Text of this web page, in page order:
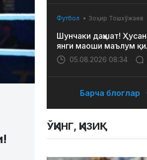
Футбол Зоҳир Тошхўжаев
Шунчаки даҳшат!
янги маоши маълум
05.08.2026 08:34
Барча блоглар
ЎҚИНГ, ҚИЗИҚ!